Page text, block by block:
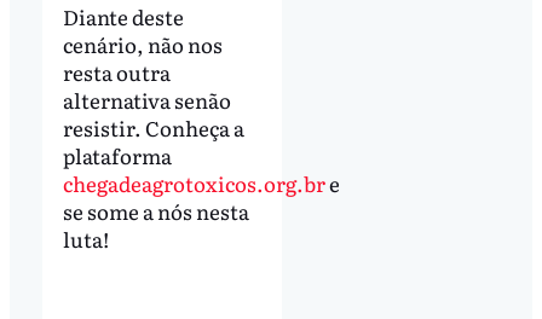
Diante deste
cenário, não nos
resta outra
alternativa senão
resistir. Conheça a
plataforma
chegadeagrotoxicos.org.bre
se some a nós nesta
luta!